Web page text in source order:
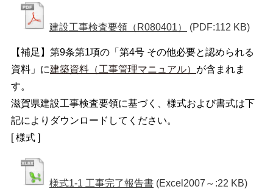
建設工事検査要領（R080401） (PDF:112 KB)
【補足】第9条第1項の「第4号 その他必要と認められる
資料」に建築資料（工事管理マニュアル） が含まれま
す。
滋賀県建設工事検査要領に基づく、様式および書式は下
記によりダウンロードしてください。
[ 様式 ]
様式1-1 工事完了報告書 (Excel2007～:22 KB)